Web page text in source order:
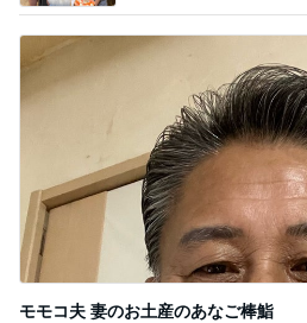
モモコ夫 妻のお土産のあなご棒鮨